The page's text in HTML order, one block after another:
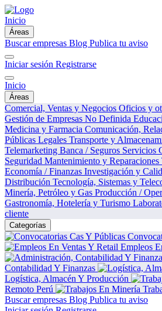
Inicio
Áreas
Buscar empresas Blog Publica tu aviso
Iniciar sesión Registrarse
Inicio
Áreas
Comercial, Ventas y Negocios Oficios y
Gestión de Empresas No Definida
Medicina y Farmacia Comunicación,
Públicas Legales Transporte y
Telemarketing Banca / Seguros Servicios
Seguridad Mantenimiento y Reparaciones
Economía / Finanzas Investigación y
Distribución Tecnología, Sistemas y
Minería, Petróleo y Gas Producción /
Gastronomía, Hotelería y Turismo
cliente
Categorías
Empleos
Contabilidad Y Finanzas
Logística, Almacén Y Producción
Remoto Perú
Buscar empresas Blog Publica tu aviso